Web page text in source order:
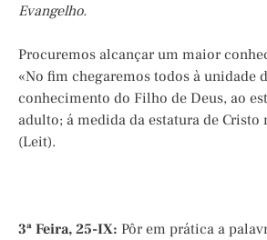
Evangelho.
Procuremos alcançar um maior
«No fim chegaremos todos à unidade
conhecimento do Filho de Deus, ao
adulto; á medida da estatura de Cristo
(Leit).
3ª Feira, 25-IX: Pôr em prática a